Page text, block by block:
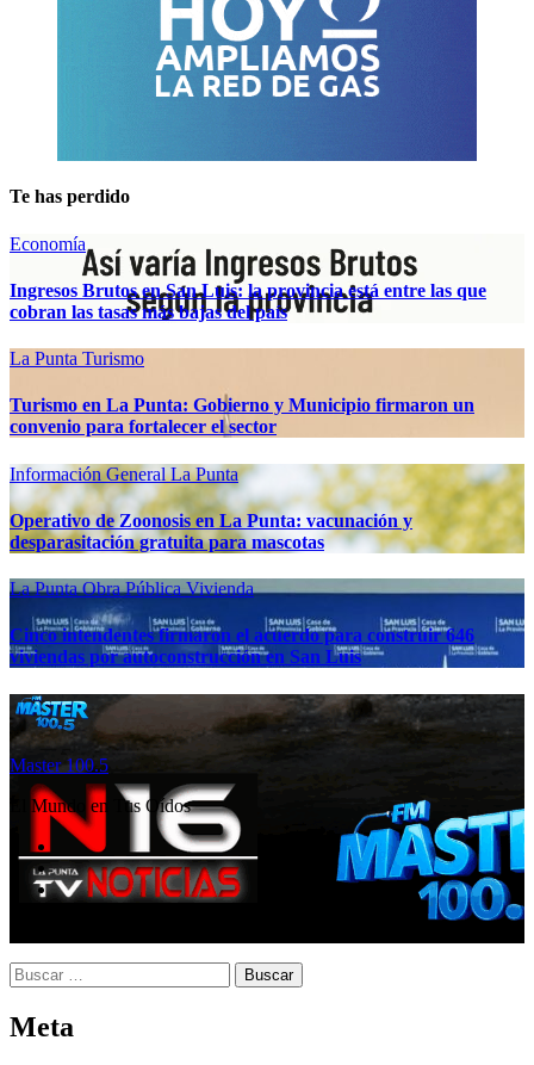
Te has perdido
Economía
Ingresos Brutos en San Luis: la provincia está entre las que
cobran las tasas más bajas del país
La Punta Turismo
Turismo en La Punta: Gobierno y Municipio firmaron un
convenio para fortalecer el sector
Información GeneralLa Punta
Operativo de Zoonosis en La Punta: vacunación y
desparasitación gratuita para mascotas
La PuntaObra PúblicaVivienda
Cinco intendentes firmaron el acuerdo para construir 646
viviendas por autoconstrucción en San Luis
Master 100.5
El Mundo en Tus Oídos
Buscar:
Meta